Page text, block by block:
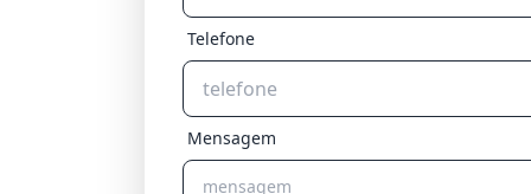
Telefone
Mensagem